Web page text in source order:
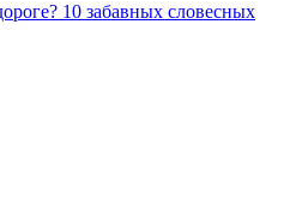
10 забавных словесных